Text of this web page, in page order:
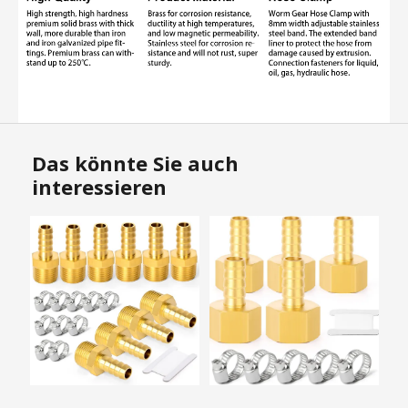
Das könnte Sie auch
interessieren